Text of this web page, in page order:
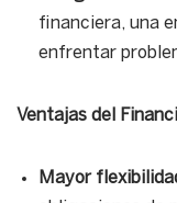
financiera, una
enfrentar
Ventajas del
Mayor